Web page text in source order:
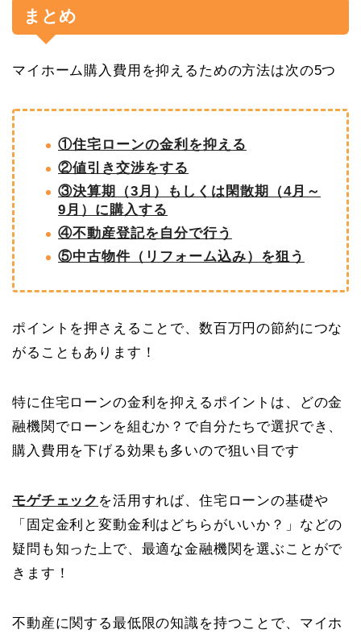
まとめ
マイホーム購入費用を抑えるための方法は次の5つ
①住宅ローンの金利を抑える
②値引き交渉をする
③決算期（3月）もしくは閑散期（4月～
9月）に購入する
④不動産登記を自分で行う
⑤中古物件（リフォーム込み）を狙う
ポイントを押さえることで、数百万円の節約につな
がることもあります！
特に住宅ローンの金利を抑えるポイントは、どの金
融機関でローンを組むか？で自分たちで選択でき、
購入費用を下げる効果も多いので狙い目です
モゲチェック を活用すれば、住宅ローンの基礎や
「固定金利と変動金利はどちらがいいか？」などの
疑問も知った上で、最適な金融機関を選ぶことがで
きます！
不動産に関する最低限の知識を持つことで、マイホ